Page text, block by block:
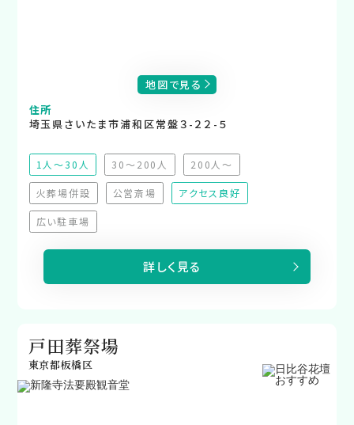
地図で見る
住所
埼玉県さいたま市浦和区常盤３-２２-５
1人～30人
30～200人
（非推奨）
200人～
（非推奨）
火葬場併設
（非対応）
公営斎場
（非対応）
アクセス良好
広い駐車場
（非対応）
詳しく見る
戸田葬祭場
東京都板橋区